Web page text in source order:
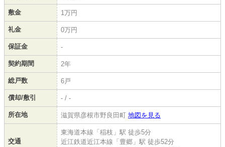
敷金 1万円
礼金 0万円
保証金 -
契約期間 2年
総戸数 6戸
償却/敷引 - / -
所在地 滋賀県彦根市野良田町 地図を見る
交通
東海道本線「稲枝」駅 徒歩5分
近江鉄道近江本線「豊郷」駅 徒歩52分